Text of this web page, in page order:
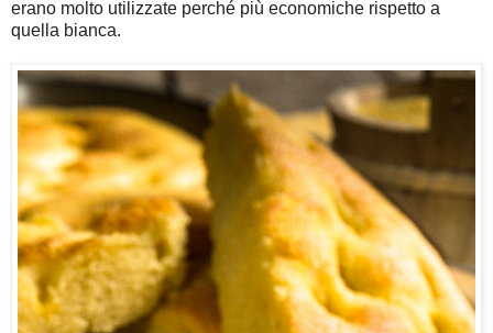
erano molto utilizzate perché più economiche rispetto a
quella bianca.